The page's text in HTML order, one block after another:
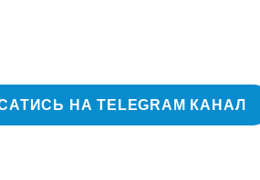
НА TELEGRAM КАНАЛ